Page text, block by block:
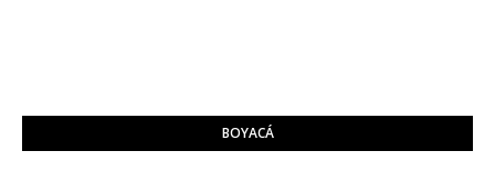
BOYACÁ